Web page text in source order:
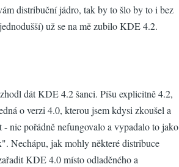
distribuční jádro, tak by to šlo by to i bez
už se na mě zubilo KDE 4.2.
dát KDE 4.2 šanci. Píšu explicitně 4.2,
o verzi 4.0, kterou jsem kdysi zkoušel a
- nic pořádně nefungovalo a vypadalo to jako
Nechápu, jak mohly některé distribuce
KDE 4.0 místo odladěného a